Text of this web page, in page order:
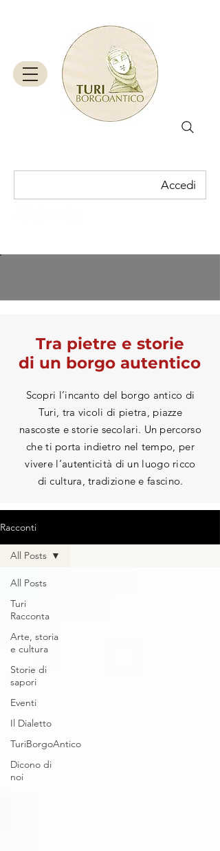
Accedi
Tra pietre e storie
di un borgo autentico
Scopri l’incanto del borgo antico di
Turi, tra vicoli di pietra, piazze
nascoste e storie secolari. Un percorso
che ti porta indietro nel tempo, per
vivere l’autenticità di un luogo ricco
di cultura, tradizione e fascino.
Racconti
All Posts
Turi
Racconta
Arte, storia
e cultura
Storie di
sapori
Eventi
Il Dialetto
TuriBorgoAntico
Dicono di
noi
All Posts